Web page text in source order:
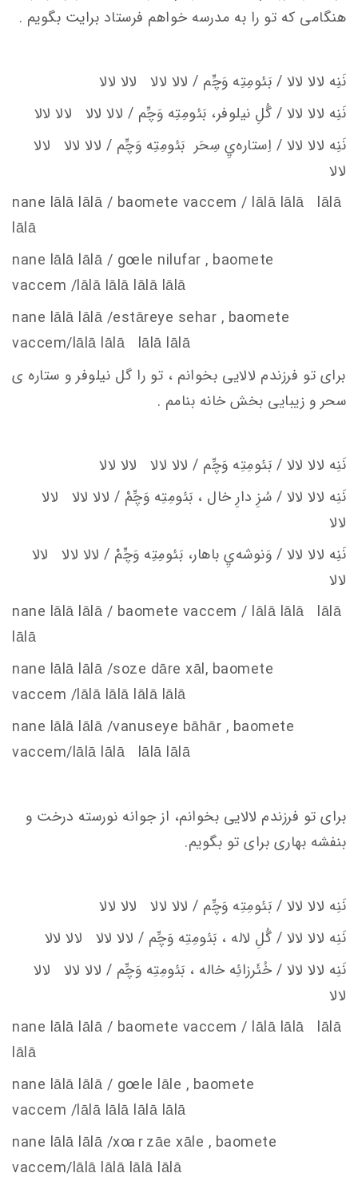
هنگامی که تو را به مدرسه خواهم فرستاد برایت بگویم .
نَنِه لالا لالا / بَئومِتِه وَچِّم / لالا لالا لالا لالا
نَنِه لالا لالا / گُلِ نيلوفر، بَئومِتِه وَچِّم / لالا لالا لالا لالا
نَنِه لالا لالا / اِستاره‌يِ سِحَر بَئومِتِه وَچِّم / لالا لالا لالا
لالا
nane lālā lālā / baomete vaccem / lālā lālā lālā
lālā
nane lālā lālā / goele nilufar , baomete
vaccem /lālā lālā lālā lālā
nane lālā lālā /estāreye sehar , baomete
vaccem/lālā lālā lālā lālā
برای تو فرزندم لالایی بخوانم ، تو را گل نیلوفر و ستاره ی
سحر و زیبایی بخش خانه بنامم .
نَنِه لالا لالا / بَئومِتِه وَچِّم / لالا لالا لالا لالا
نَنِه لالا لالا / سُزِ دارِ خال ، بَئومِتِه وَچِّمْ / لالا لالا لالا
لالا
نَنِه لالا لالا / وَنوشه‌يِ باهار، بَئومِتِه وَچِّمْ / لالا لالا لالا
لالا
nane lālā lālā / baomete vaccem / lālā lālā lālā
lālā
nane lālā lālā /soze dāre xāl, baomete
vaccem /lālā lālā lālā lālā
nane lālā lālā /vanuseye bāhār , baomete
vaccem/lālā lālā lālā lālā
برای تو فرزندم لالایی بخوانم، از جوانه نورسته درخت و
بنفشه بهاری برای تو بگویم.
نَنِه لالا لالا / بَئومِتِه وَچِّم / لالا لالا لالا لالا
نَنِه لالا لالا / گُلِ لاله ، بَئومِتِه وَچِّم / لالا لالا لالا لالا
نَنِه لالا لالا / خُئَرزائِه خاله ، بَئومِتِه وَچِّم / لالا لالا لالا
لالا
nane lālā lālā / baomete vaccem / lālā lālā lālā
lālā
nane lālā lālā / goele lāle , baomete
vaccem /lālā lālā lālā lālā
nane lālā lālā /xoa r zāe xāle , baomete
vaccem/lālā lālā lālā lālā